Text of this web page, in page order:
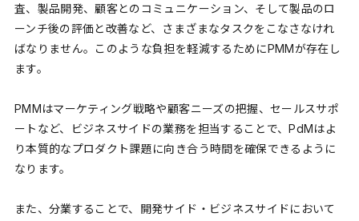
査、製品開発、顧客とのコミュニケーション、そして製品のロ
ーンチ後の評価と改善など、さまざまなタスクをこなさなけれ
ばなりません。このような負担を軽減するためにPMMが存在し
ます。
PMMはマーケティング戦略や顧客ニーズの把握、セールスサポ
ートなど、ビジネスサイドの業務を担当することで、PdMはよ
り本質的なプロダクト課題に向き合う時間を確保できるように
なります。
また、分業することで、開発サイド・ビジネスサイドにおいて